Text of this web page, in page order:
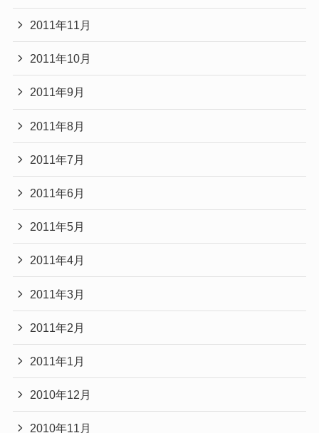
2011年11月
2011年10月
2011年9月
2011年8月
2011年7月
2011年6月
2011年5月
2011年4月
2011年3月
2011年2月
2011年1月
2010年12月
2010年11月